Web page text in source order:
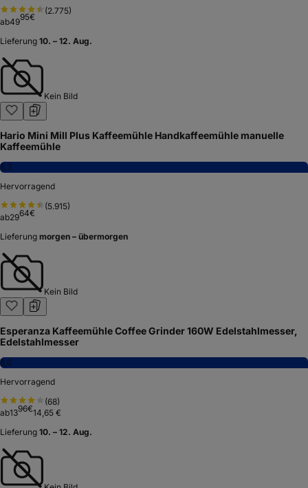
(2.775)
ab4995€
Lieferung 10. – 12. Aug.
Kein Bild
Hario Mini Mill Plus Kaffeemühle Handkaffeemühle manuelle
Kaffeemühle
8,3
Hervorragend
(5.915)
ab2964€
Lieferung morgen – übermorgen
Kein Bild
Esperanza Kaffeemühle Coffee Grinder 160W Edelstahlmesser,
Edelstahlmesser
8,0
Hervorragend
(68)
ab1396€14,65 €
Lieferung 10. – 12. Aug.